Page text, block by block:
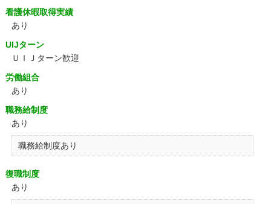
看護休暇取得実績
あり
UIJターン
ＵＩＪターン歓迎
労働組合
あり
職務給制度
あり
職務給制度あり
復職制度
あり